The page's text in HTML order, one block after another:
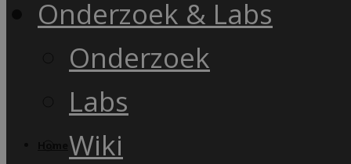
Onderzoek & Labs
Onderzoek
Labs
Wiki